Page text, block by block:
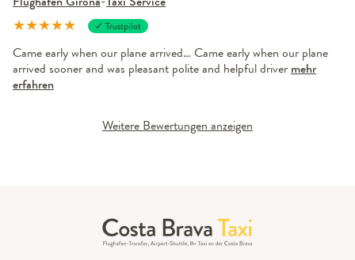
★★★★★ ✓ Trustpilot
Came early when our plane arrived… Came early when our plane
arrived sooner and was pleasant polite and helpful driver mehr
erfahren
Weitere Bewertungen anzeigen